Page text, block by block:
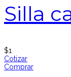
Silla
$1
Cotizar
Comprar